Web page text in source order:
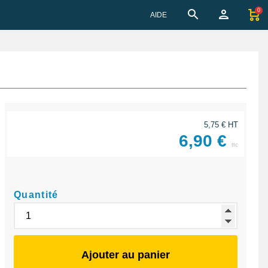
AIDE
0
5,75 € HT
6,90 € ttc
Quantité
Ajouter au panier